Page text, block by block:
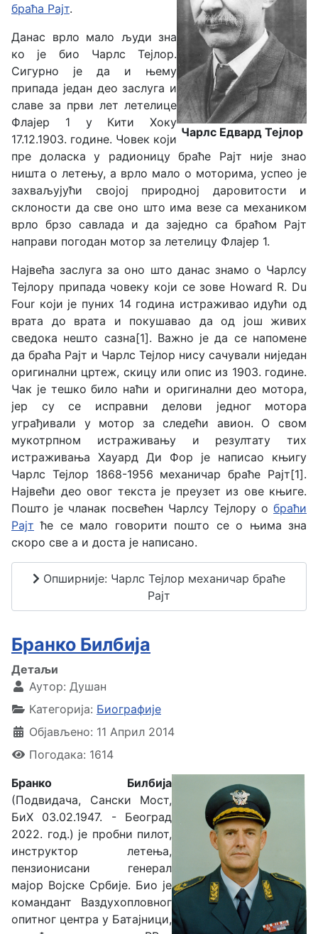
Чарлс Едвард Тејлор
браћа Рајт.
Данас врло мало људи зна
ко је био Чарлс Тејлор.
Сигурно је да и њему
припада један део заслуга и
славе за први лет летелице
Флајер 1 у Кити Хоку
17.12.1903. године. Човек који
пре доласка у радионицу браће Рајт није знао
ништа о летењу, а врло мало о моторима, успео је
захваљујући својој природној даровитости и
склоности да све оно што има везе са механиком
врло брзо савлада и да заједно са браћом Рајт
направи погодан мотор за летелицу Флајер 1.
Највећа заслуга за оно што данас знамо о Чарлсу
Тејлору припада човеку који се зове Howard R. Du
Four који је пуних 14 година истраживао идући од
врата до врата и покушавао да од још живих
сведока нешто сазна[1]. Важно је да се напомене
да браћа Рајт и Чарлс Тејлор нису сачували ниједан
оригинални цртеж, скицу или опис из 1903. године.
Чак је тешко било наћи и оригинални део мотора,
јер су се исправни делови једног мотора
уграђивали у мотор за следећи авион. О свом
мукотрпном истраживању и резултату тих
истраживања Хауард Ди Фор је написао књигу
Чарлс Тејлор 1868-1956 механичар браће Рајт[1].
Највећи део овог текста је преузет из ове књиге.
Пошто је чланак посвећен Чарлсу Тејлору о браћи
Рајт ће се мало говорити пошто се о њима зна
скоро све а и доста је написано.
Опширније: Чарлс Тејлор механичар браће
Рајт
Бранко Билбија
Детаљи
Аутор: Душан
Категорија: Биографије
Објављено: 11 Април 2014
Погодака: 1614
Бранко Билбија
(Подвидача, Сански Мост,
БиХ 03.02.1947. - Београд
2022. год.) је пробни пилот,
инструктор летења,
пензионисани генерал
мајор Војске Србије. Био је
командант Ваздухопловног
опитног центра у Батајници,